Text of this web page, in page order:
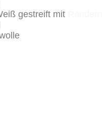
gestreift mit Rändern